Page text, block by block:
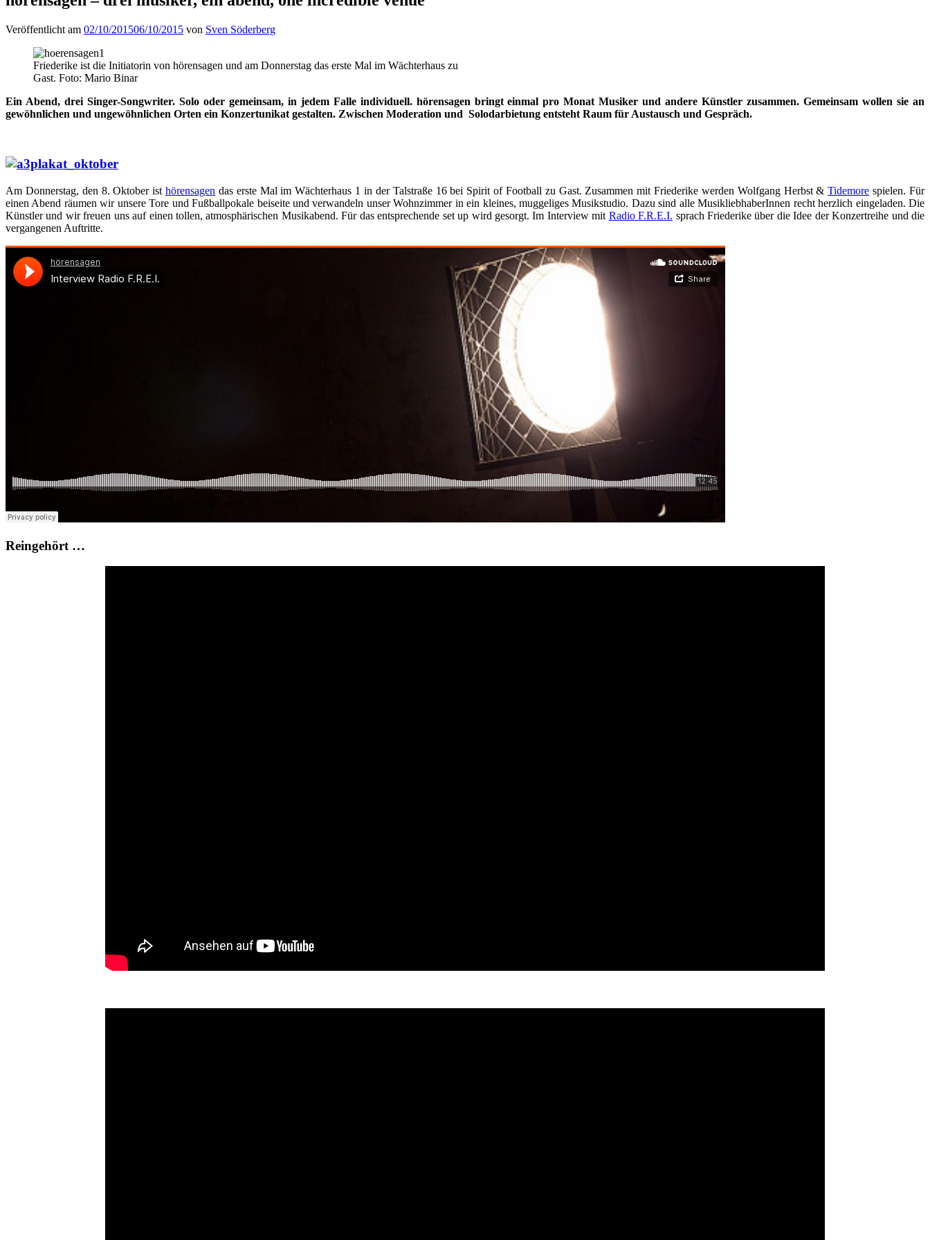
Veröffentlicht am 02/10/201506/10/2015 von Sven Söderberg
Friederike ist die Initiatorin von hörensagen und am Donnerstag das erste Mal im Wächterhaus zu
Gast. Foto: Mario Binar
Ein Abend, drei Singer-Songwriter. Solo oder gemeinsam, in jedem Falle individuell. hörensagen bringt einmal pro Monat Musiker und andere Künstler zusammen. Gemeinsam wollen sie an
gewöhnlichen und ungewöhnlichen Orten ein Konzertunikat gestalten. Zwischen Moderation und Solodarbietung entsteht Raum für Austausch und Gespräch.
Am Donnerstag, den 8. Oktober isthörensagen das erste Mal im Wächterhaus 1 in der Talstraße 16 bei Spirit of Football zu Gast. Zusammen mit Friederike werden Wolfgang Herbst &Tidemore spielen. Für
einen Abend räumen wir unsere Tore und Fußballpokale beiseite und verwandeln unser Wohnzimmer in ein kleines, muggeliges Musikstudio. Dazu sind alle MusikliebhaberInnen recht herzlich eingeladen. Die
Künstler und wir freuen uns auf einen tollen, atmosphärischen Musikabend. Für das entsprechende set up wird gesorgt. Im Interview mit Radio F.R.E.I. sprach Friederike über die Idee der Konzertreihe und die
vergangenen Auftritte.
Reingehört …